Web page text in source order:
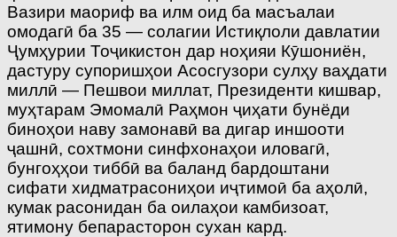
Вазири маориф ва илм оид ба масъалаи
омодагӣ ба 35 — солагии Истиқлоли давлатии
Ҷумҳурии Тоҷикистон дар ноҳияи Кӯшониён,
дастуру супоришҳои Асосгузори сулҳу ваҳдати
миллӣ — Пешвои миллат, Президенти кишвар,
муҳтарам Эмомалӣ Раҳмон ҷиҳати бунёди
биноҳои наву замонавӣ ва дигар иншооти
ҷашнӣ, сохтмони синфхонаҳои иловагӣ,
бунгоҳҳои тиббӣ ва баланд бардоштани
сифати хидматрасониҳои иҷтимоӣ ба аҳолӣ,
кумак расонидан ба оилаҳои камбизоат,
ятимону бепарасторон сухан кард.